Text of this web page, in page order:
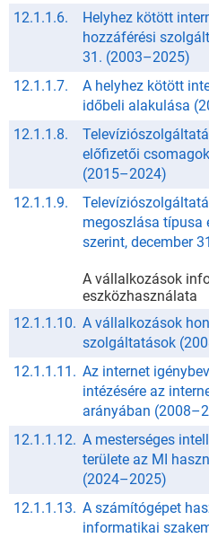
12.1.1.6.
Helyhez kötött
hozzáférési
31. (2003–2025)
12.1.1.7.
A helyhez kötött
időbeli alakulása (
12.1.1.8.
előfizetői
(2015–2024)
12.1.1.9.
megoszlása típusa
szerint, december
A vállalkozások
eszközhasználata
12.1.1.10. A vállalkozások
szolgáltatások (
12.1.1.11. Az internet
intézésére az
arányában (2008–
12.1.1.12. A mesterséges
területe az MI
(2024–2025)
12.1.1.13. A számítógépet
informatikai